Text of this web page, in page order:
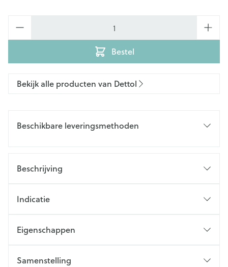
Bestel
Bekijk alle producten van Dettol
Beschikbare leveringsmethoden
Beschrijving
Indicatie
Eigenschappen
Samenstelling